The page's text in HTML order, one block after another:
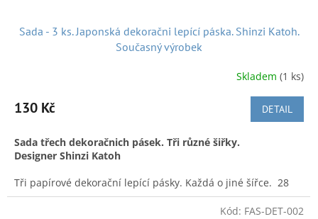
Sada - 3 ks. Japonská dekoračni lepící páska. Shinzi Katoh.
Současný výrobek
Skladem (1 ks)
130 Kč DETAIL
Sada třech dekoračnich pásek. Tři různé šiřky.
Designer Shinzi Katoh
Tři papírové dekorační lepící pásky. Každá o jiné šířce. 28
mm - 10 m, 15 mm - 10 m, 7 mm - 10 m. Designer Shinzi
Katoh pochází z města Kumamoto a během své pracovní
Kód: FAS-DET-002